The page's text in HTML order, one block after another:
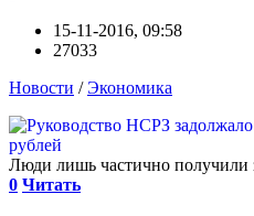
15-11-2016, 09:58
27033
Новости /Экономика
Люди лишь частично получили
0 Читать